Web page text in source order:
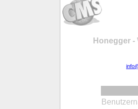
Honegger